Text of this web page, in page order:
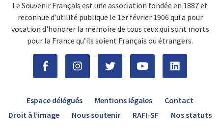
Le Souvenir Français est une association fondée en 1887 et
reconnue d’utilité publique le 1er février 1906 qui a pour
vocation d'honorer la mémoire de tous ceux qui sont morts
pour la France qu’ils soient Français ou étrangers.
Espace délégués Mentions légales
Contact
Droit à l’image
Nous soutenir RAFI-SF Nos statuts